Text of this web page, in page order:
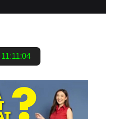
11:11:05